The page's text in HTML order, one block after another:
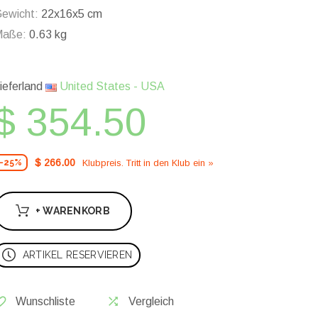
22x16x5 cm
0.63 kg
United States - USA
354.50
-25% $ 266.00 Klubpreis. Tritt in den Klub ein »
+ WARENKORB
ARTIKEL RESERVIEREN
Wunschliste Vergleich